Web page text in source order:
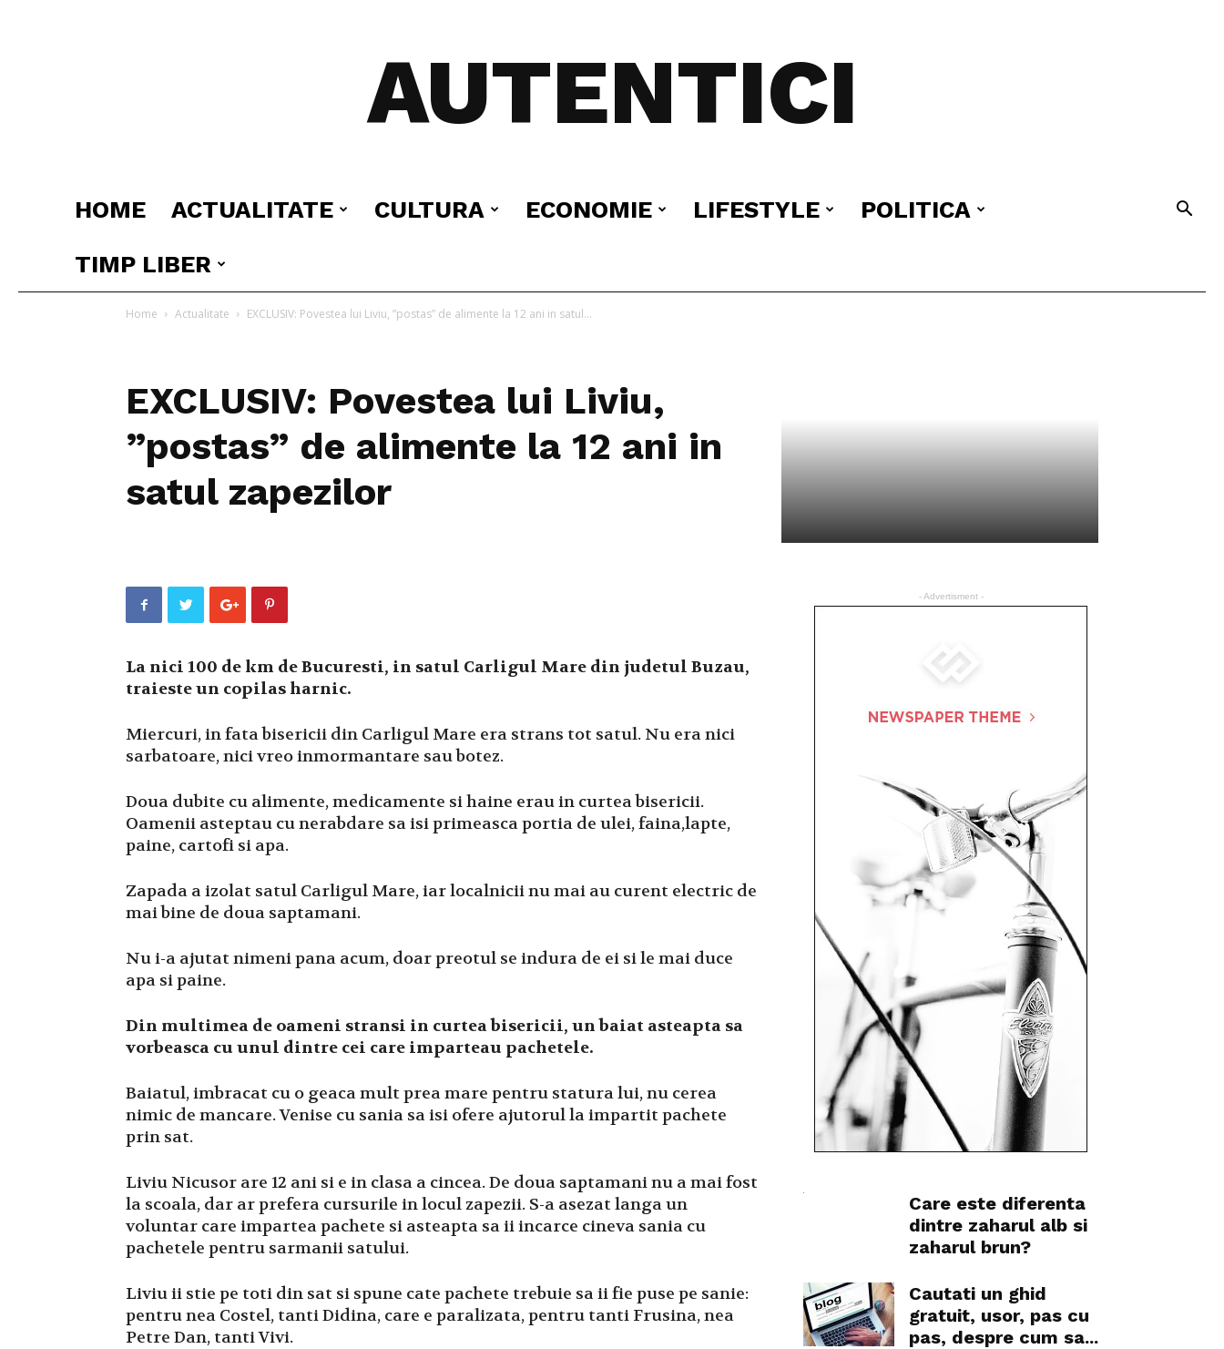
AUTENTICI
HOME ACTUALITATE CULTURA ECONOMIE LIFESTYLE
POLITICA
TIMP LIBER
Home Actualitate EXCLUSIV: Povestea lui Liviu, ”postas” de alimente la 12 ani in satul...
EXCLUSIV: Povestea lui Liviu,
”postas” de alimente la 12 ani in
satul zapezilor
La nici 100 de km de Bucuresti, in satul Carligul Mare din judetul Buzau,
traieste un copilas harnic.
Miercuri, in fata bisericii din Carligul Mare era strans tot satul. Nu era nici
sarbatoare, nici vreo inmormantare sau botez.
Doua dubite cu alimente, medicamente si haine erau in curtea bisericii.
Oamenii asteptau cu nerabdare sa isi primeasca portia de ulei, faina,lapte,
paine, cartofi si apa.
Zapada a izolat satul Carligul Mare, iar localnicii nu mai au curent electric de
mai bine de doua saptamani.
Nu i-a ajutat nimeni pana acum, doar preotul se indura de ei si le mai duce
apa si paine.
Din multimea de oameni stransi in curtea bisericii, un baiat asteapta sa
vorbeasca cu unul dintre cei care imparteau pachetele.
Baiatul, imbracat cu o geaca mult prea mare pentru statura lui, nu cerea
nimic de mancare. Venise cu sania sa isi ofere ajutorul la impartit pachete
prin sat.
Liviu Nicusor are 12 ani si e in clasa a cincea. De doua saptamani nu a mai fost
la scoala, dar ar prefera cursurile in locul zapezii. S-a asezat langa un
voluntar care impartea pachete si asteapta sa ii incarce cineva sania cu
pachetele pentru sarmanii satului.
Liviu ii stie pe toti din sat si spune cate pachete trebuie sa ii fie puse pe sanie:
pentru nea Costel, tanti Didina, care e paralizata, pentru tanti Frusina, nea
Petre Dan, tanti Vivi.
- Advertisment -
Care este diferenta
dintre zaharul alb si
zaharul brun?
Cautati un ghid
gratuit, usor, pas cu
pas, despre cum sa...